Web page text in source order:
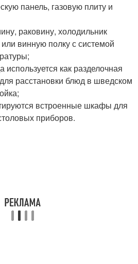
панель, газовую плиту и
раковину, холодильник
винную полку с системой
как разделочная
расстановки блюд в шведском
встроенные шкафы для
приборов.